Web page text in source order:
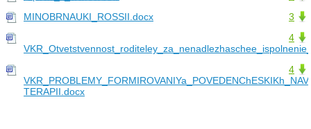
3
MINOBRNAUKI_ROSSII.docx
4
4
TERAPII.docx